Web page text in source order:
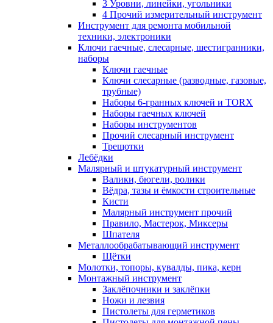
3 Уровни, линейки, угольники
4 Прочий измерительный инструмент
Инструмент для ремонта мобильной
техники, электроники
Ключи гаечные, слесарные, шестигранники,
наборы
Ключи гаечные
Ключи слесарные (разводные, газовые,
трубные)
Наборы 6-гранных ключей и TORX
Наборы гаечных ключей
Наборы инструментов
Прочий слесарный инструмент
Трещотки
Лебёдки
Малярный и штукатурный инструмент
Валики, бюгели, ролики
Вёдра, тазы и ёмкости строительные
Кисти
Малярный инструмент прочий
Правило, Мастерок, Миксеры
Шпателя
Металлообрабатывающий инструмент
Щётки
Молотки, топоры, кувалды, пика, керн
Монтажный инструмент
Заклёпочники и заклёпки
Ножи и лезвия
Пистолеты для герметиков